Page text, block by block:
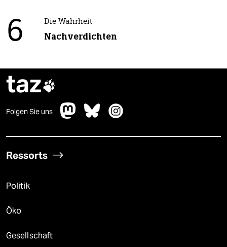
6 Die Wahrheit
Nachverdichten
taz
Folgen Sie uns
Ressorts
Politik
Öko
Gesellschaft